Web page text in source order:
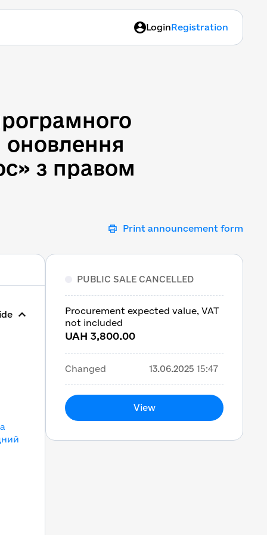
LoginRegistration
оновлення
з правом
Print announcement form
PUBLIC SALE CANCELLED
Procurement expected value, VAT
not included
UAH 3,800.00
Changed 13.06.2025 15:47
View